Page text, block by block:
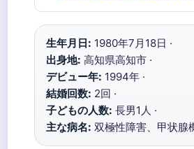
生年月日: 1980年7月18日 ·
出身地: 高知県高知市 ·
デビュー年: 1994年 ·
結婚回数: 2回 ·
子どもの人数: 長男1人 ·
主な病名: 双極性障害、甲状腺